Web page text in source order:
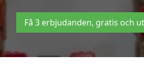
Få 3 erbjudanden, gratis och